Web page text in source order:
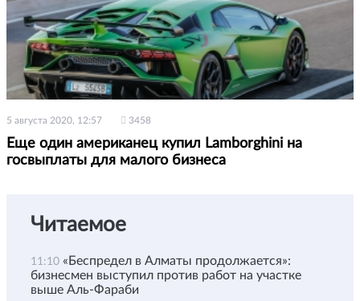
5 августа 2020, 12:57 3458
Еще один американец купил Lamborghini на
госвыплаты для малого бизнеса
Читаемое
11:10 «Беспредел в Алматы продолжается»:
бизнесмен выступил против работ на участке
выше Аль-Фараби